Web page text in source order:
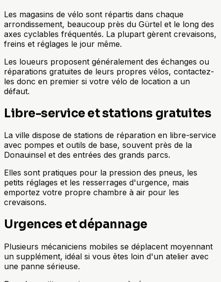
Les magasins de vélo sont répartis dans chaque
arrondissement, beaucoup près du Gürtel et le long des
axes cyclables fréquentés. La plupart gèrent crevaisons,
freins et réglages le jour même.
Les loueurs proposent généralement des échanges ou
réparations gratuites de leurs propres vélos, contactez-
les donc en premier si votre vélo de location a un
défaut.
Libre-service et stations gratuites
La ville dispose de stations de réparation en libre-service
avec pompes et outils de base, souvent près de la
Donauinsel et des entrées des grands parcs.
Elles sont pratiques pour la pression des pneus, les
petits réglages et les resserrages d'urgence, mais
emportez votre propre chambre à air pour les
crevaisons.
Urgences et dépannage
Plusieurs mécaniciens mobiles se déplacent moyennant
un supplément, idéal si vous êtes loin d'un atelier avec
une panne sérieuse.